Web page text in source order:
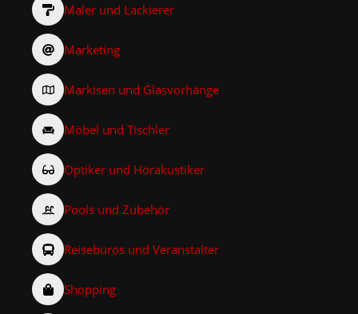
Maler und Lackierer
Marketing
Markisen und Glasvorhänge
Möbel und Tischler
Optiker und Hörakustiker
Pools und Zubehör
Reisebüros und Veranstalter
Shopping